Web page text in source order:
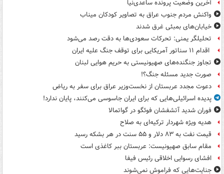
آخرین وضعیت پرونده ساعدی‌نیا
واکنش مردم جنوب عراق به تصاویر کودکان میناب
خیابان‌های بمبئی غرق شدند
تحلیلگر یمنی: تحرکات سعودی‌ها به دقت رصد می‌شود
اقدام ۱۱ سناتور آمریکایی برای توقف جنگ علیه ایران
تجاوز جنگنده‌های صهیونیستی به حریم هوایی لبنان
صورت جدید مسئله جنگ؟!
دعوت مجدد عربستان از نخست‌وزیر عراق برای سفر به ریاض
پدیده اسرائیلی‌هایی که برای ایران جاسوسی می‌کنند، پایان ندارد!
فوران شدید آتشفشان فوئگو در گواتمالا
هدیه ویژه شهردار ترکیه‌ای به صلاح
قیمت نفت به ۸۳ دلار و ۵۵ سنت در هر بشکه رسید
مقام سابق صهیونیست: عربستان ببر کاغذی است
افشای رسوایی اخلاقی رئیس فیفا
جنایت‌هایی که فراموش نمی‌شوند